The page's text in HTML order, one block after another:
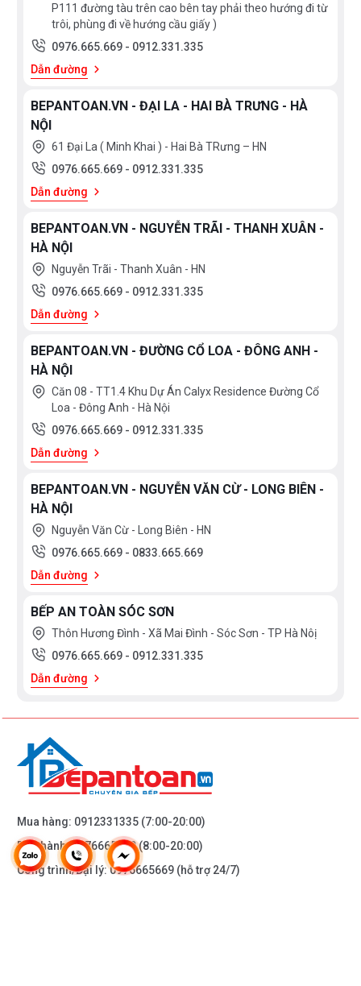
P111 đường tàu trên cao bên tay phải theo hướng đi từ
trôi, phùng đi về hướng cầu giấy )
0976.665.669 - 0912.331.335
Dẫn đường
BEPANTOAN.VN - ĐẠI LA - HAI BÀ TRƯNG - HÀ
NỘI
61 Đại La ( Minh Khai ) - Hai Bà TRưng – HN
0976.665.669 - 0912.331.335
Dẫn đường
BEPANTOAN.VN - NGUYỄN TRÃI - THANH XUÂN -
HÀ NỘI
Nguyễn Trãi - Thanh Xuân - HN
0976.665.669 - 0912.331.335
Dẫn đường
BEPANTOAN.VN - ĐƯỜNG CỔ LOA - ĐÔNG ANH -
HÀ NỘI
Căn 08 - TT1.4 Khu Dự Án Calyx Residence Đường Cổ
Loa - Đông Anh - Hà Nội
0976.665.669 - 0912.331.335
Dẫn đường
BEPANTOAN.VN - NGUYỄN VĂN CỪ - LONG BIÊN -
HÀ NỘI
Nguyễn Văn Cừ - Long Biên - HN
0976.665.669 - 0833.665.669
Dẫn đường
BẾP AN TOÀN SÓC SƠN
Thôn Hương Đình - Xã Mai Đình - Sóc Sơn - TP Hà Nôị
0976.665.669 - 0912.331.335
Dẫn đường
Mua hàng: 0912331335 (7:00-20:00)
Bảo hành:0976665669(8:00-20:00)
Công trình/Đại lý:0976665669 (hỗ trợ 24/7)